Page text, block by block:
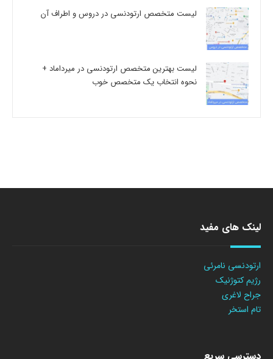
لیست متخصص ارتودنسی در دروس و اطراف آن
لیست بهترین متخصص ارتودنسی در میرداماد +
نحوه انتخاب یک متخصص خوب
لینک های مفید
ارتودنسی نامرئی
رژیم کتوژنیک
جراح لاغری
تام استخر